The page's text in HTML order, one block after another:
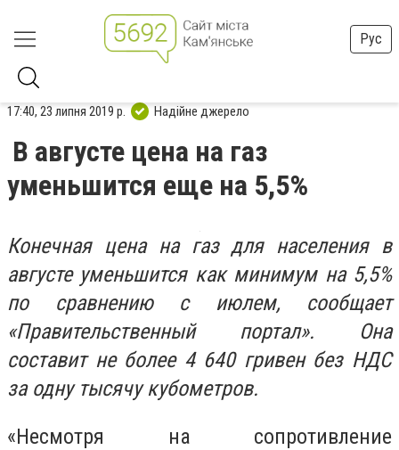
Рус
17:40, 23 липня 2019 р. Надійне джерело
В августе цена на газ
уменьшится еще на 5,5%
Конечная цена на газ для населения в
августе уменьшится как минимум на 5,5%
по сравнению с июлем, сообщает
«Правительственный портал». Она
составит не более 4 640 гривен без НДС
за одну тысячу кубометров.
«Несмотря на сопротивление